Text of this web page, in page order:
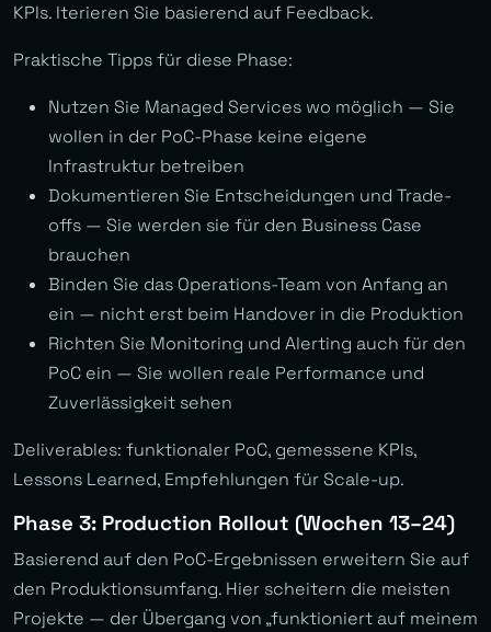
KPIs. Iterieren Sie basierend auf Feedback.
Praktische Tipps für diese Phase:
Nutzen Sie Managed Services wo möglich — Sie
wollen in der PoC-Phase keine eigene
Infrastruktur betreiben
Dokumentieren Sie Entscheidungen und Trade-
offs — Sie werden sie für den Business Case
brauchen
Binden Sie das Operations-Team von Anfang an
ein — nicht erst beim Handover in die Produktion
Richten Sie Monitoring und Alerting auch für den
PoC ein — Sie wollen reale Performance und
Zuverlässigkeit sehen
Deliverables: funktionaler PoC, gemessene KPIs,
Lessons Learned, Empfehlungen für Scale-up.
Phase 3: Production Rollout (Wochen 13–24)
Basierend auf den PoC-Ergebnissen erweitern Sie auf
den Produktionsumfang. Hier scheitern die meisten
Projekte — der Übergang von „funktioniert auf meinem